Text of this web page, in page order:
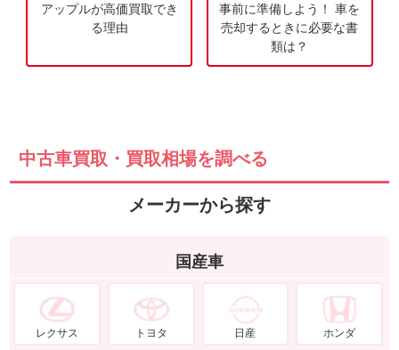
アップルが高価買取でき
る理由
事前に準備しよう！ 車を
売却するときに必要な書
類は？
中古車買取・買取相場を調べる
メーカーから探す
国産車
レクサス トヨタ 日産 ホンダ